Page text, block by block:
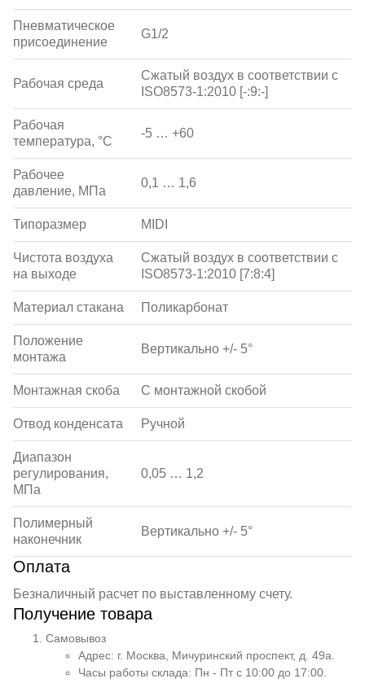
Пневматическое
присоединение
G1/2
Рабочая среда
Сжатый воздух в соответствии с
ISO8573-1:2010 [-:9:-]
Рабочая
температура, °С
-5 … +60
Рабочее
давление, МПа
0,1 … 1,6
Типоразмер MIDI
Чистота воздуха
на выходе
Сжатый воздух в соответствии с
ISO8573-1:2010 [7:8:4]
Материал стакана Поликарбонат
Положение
монтажа
Вертикально +/- 5°
Монтажная скоба С монтажной скобой
Отвод конденсата Ручной
Диапазон
регулирования,
МПа
0,05 … 1,2
Полимерный
наконечник
Вертикально +/- 5°
Оплата
Безналичный расчет по выставленному счету.
Получение товара
Самовывоз
Адрес: г. Москва, Мичуринский проспект, д. 49а.
Часы работы склада: Пн - Пт с 10:00 до 17:00.